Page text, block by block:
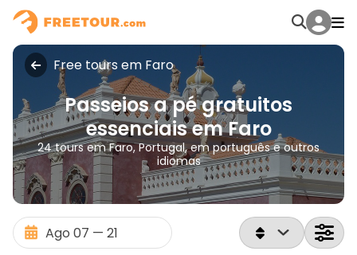
Free tours em Faro
Passeios a pé gratuitos
essenciais em Faro
24 tours em Faro, Portugal, em português e outros
idiomas